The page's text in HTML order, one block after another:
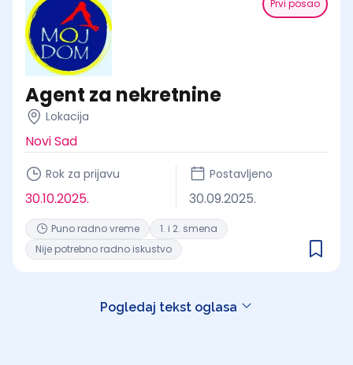
Prvi posao
Agent za nekretnine
Lokacija
Novi Sad
Rok za prijavu
30.10.2025.
Postavljeno
30.09.2025.
Puno radno vreme
1. i 2. smena
Nije potrebno radno iskustvo
Pogledaj tekst oglasa